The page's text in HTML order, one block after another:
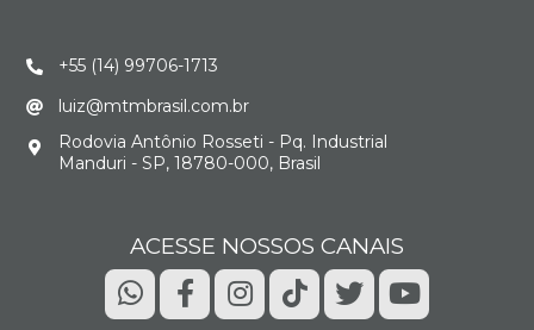
+55 (14) 99706-1713
luiz@mtmbrasil.com.br
Rodovia Antônio Rosseti - Pq. Industrial
Manduri - SP, 18780-000, Brasil
ACESSE NOSSOS CANAIS